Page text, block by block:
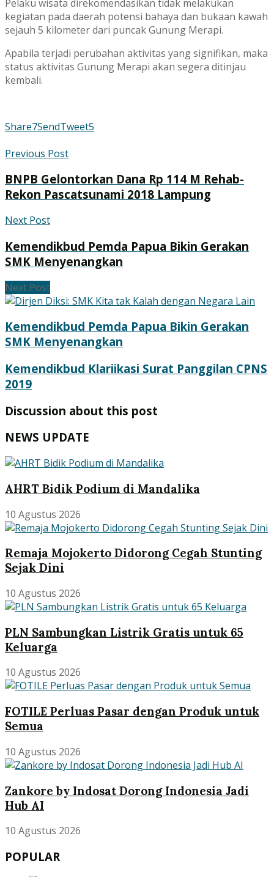
Pelaku wisata direkomendasikan tidak melakukan
kegiatan pada daerah potensi bahaya dan bukaan kawah
sejauh 5 kilometer dari puncak Gunung Merapi.
Apabila terjadi perubahan aktivitas yang signifikan, maka
status aktivitas Gunung Merapi akan segera ditinjau
kembali.
Share7SendTweet5
Previous Post
BNPB Gelontorkan Dana Rp 114 M Rehab-
Rekon Pascatsunami 2018 Lampung
Next Post
Kemendikbud Pemda Papua Bikin Gerakan
SMK Menyenangkan
Next Post
Kemendikbud Pemda Papua Bikin Gerakan
SMK Menyenangkan
Kemendikbud Klariikasi Surat Panggilan CPNS
2019
Discussion about this post
NEWS UPDATE
AHRT Bidik Podium di Mandalika
10 Agustus 2026
Remaja Mojokerto Didorong Cegah Stunting
Sejak Dini
10 Agustus 2026
PLN Sambungkan Listrik Gratis untuk 65
Keluarga
10 Agustus 2026
FOTILE Perluas Pasar dengan Produk untuk
Semua
10 Agustus 2026
Zankore by Indosat Dorong Indonesia Jadi
Hub AI
10 Agustus 2026
POPULAR